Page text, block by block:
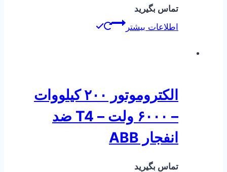
تماس بگیرید
اطلاعات بیشتر
الکتروموتور ۲۰۰ کیلووات
– ۶۰۰۰ ولت – T4 ضد
انفجار ABB
تماس بگیرید